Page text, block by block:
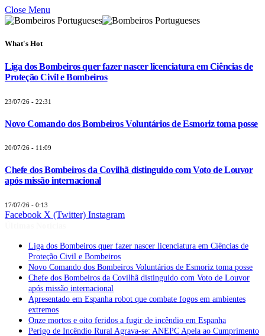
Close Menu
What's Hot
Liga dos Bombeiros quer fazer nascer licenciatura em Ciências de
Proteção Civil e Bombeiros
23/07/26 - 22:31
Novo Comando dos Bombeiros Voluntários de Esmoriz toma posse
20/07/26 - 11:09
Chefe dos Bombeiros da Covilhã distinguido com Voto de Louvor
após missão internacional
17/07/26 - 0:13
Facebook X (Twitter) Instagram
Liga dos Bombeiros quer fazer nascer licenciatura em Ciências de
Proteção Civil e Bombeiros
Novo Comando dos Bombeiros Voluntários de Esmoriz toma posse
Chefe dos Bombeiros da Covilhã distinguido com Voto de Louvor
após missão internacional
Apresentado em Espanha robot que combate fogos em ambientes
extremos
Onze mortos e oito feridos a fugir de incêndio em Espanha
Perigo de Incêndio Rural Agrava-se: ANEPC Apela ao Cumprimento